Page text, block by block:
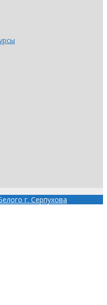
г. Серпухова